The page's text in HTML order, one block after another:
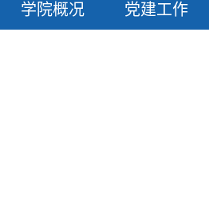
学院概况 党建工作